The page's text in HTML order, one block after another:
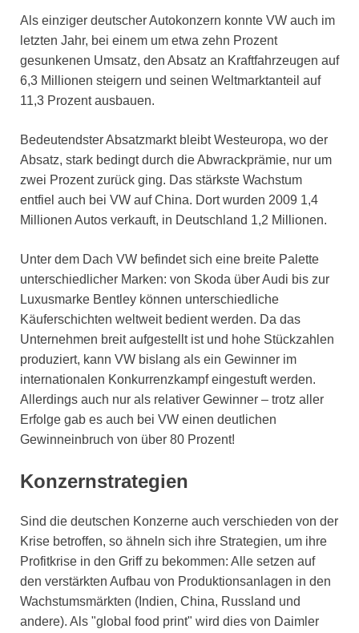
Als einziger deutscher Autokonzern konnte VW auch im
letzten Jahr, bei einem um etwa zehn Prozent
gesunkenen Umsatz, den Absatz an Kraftfahrzeugen auf
6,3 Millionen steigern und seinen Weltmarktanteil auf
11,3 Prozent ausbauen.
Bedeutendster Absatzmarkt bleibt Westeuropa, wo der
Absatz, stark bedingt durch die Abwrackprämie, nur um
zwei Prozent zurück ging. Das stärkste Wachstum
entfiel auch bei VW auf China. Dort wurden 2009 1,4
Millionen Autos verkauft, in Deutschland 1,2 Millionen.
Unter dem Dach VW befindet sich eine breite Palette
unterschiedlicher Marken: von Skoda über Audi bis zur
Luxusmarke Bentley können unterschiedliche
Käuferschichten weltweit bedient werden. Da das
Unternehmen breit aufgestellt ist und hohe Stückzahlen
produziert, kann VW bislang als ein Gewinner im
internationalen Konkurrenzkampf eingestuft werden.
Allerdings auch nur als relativer Gewinner – trotz aller
Erfolge gab es auch bei VW einen deutlichen
Gewinneinbruch von über 80 Prozent!
Konzernstrategien
Sind die deutschen Konzerne auch verschieden von der
Krise betroffen, so ähneln sich ihre Strategien, um ihre
Profitkrise in den Griff zu bekommen: Alle setzen auf
den verstärkten Aufbau von Produktionsanlagen in den
Wachstumsmärkten (Indien, China, Russland und
andere). Als "global food print" wird dies von Daimler